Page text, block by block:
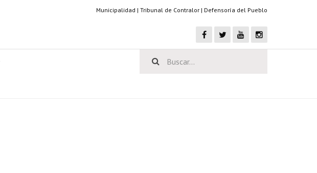
Municipalidad | Tribunal de Contralor | Defensoría del Pueblo